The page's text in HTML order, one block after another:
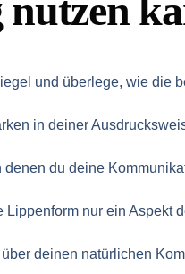
nutzen
und überlege, wie die
in deiner
denen du deine
Lippenform nur ein Aspekt
deinen natürlichen